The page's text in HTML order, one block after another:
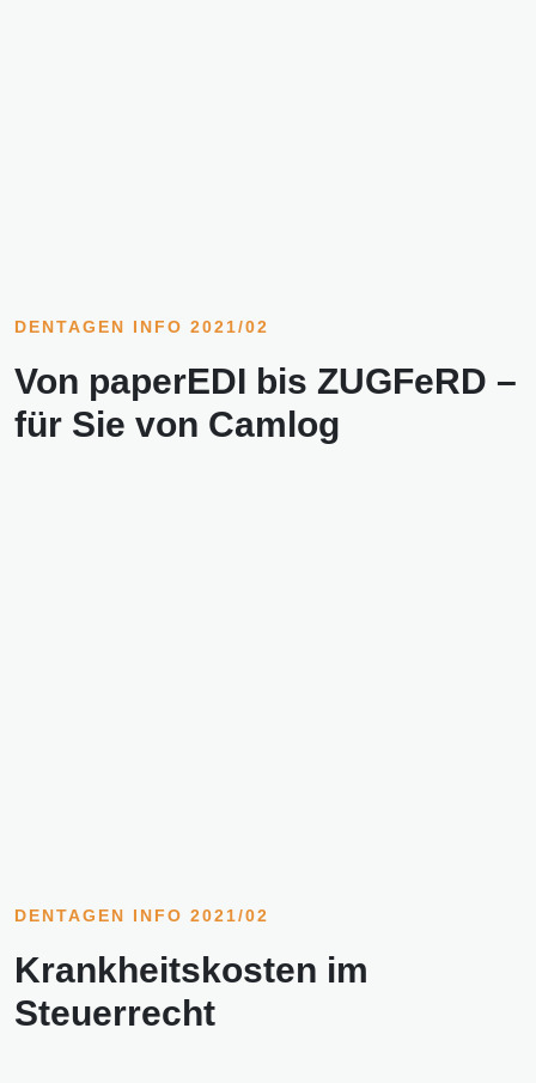
DENTAGEN INFO 2021/02
Von paperEDI bis ZUGFeRD –
für Sie von Camlog
DENTAGEN INFO 2021/02
Krankheitskosten im
Steuerrecht